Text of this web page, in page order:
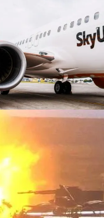
Оказался
1918 Года
Рейсы По